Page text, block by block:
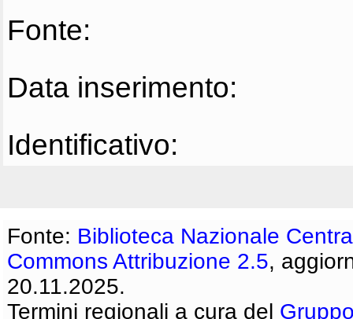
Fonte:
Data inserimento:
Identificativo:
Fonte: Biblioteca Nazionale
Commons Attribuzione 2.5,
20.11.2025.
Termini regionali a cura del